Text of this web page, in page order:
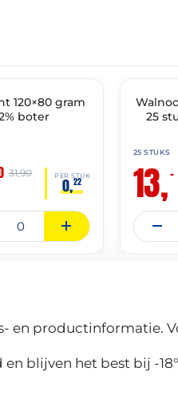
120×80 gram
boter
PER STUK
0,22
31,90
🔥 OP=OP
25
25 STUKS
13,–
en productinformatie.
blijven het best bij -